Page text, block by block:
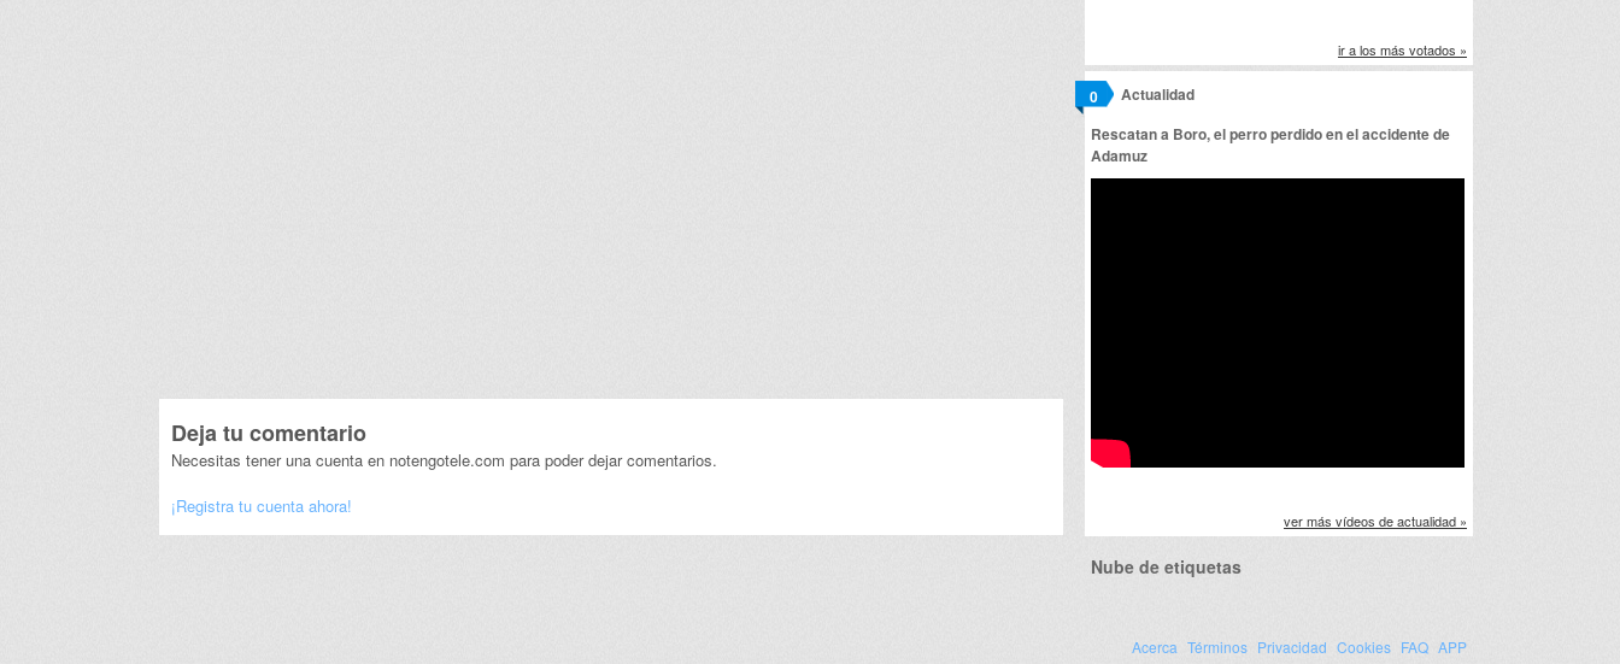
Deja tu comentario
Necesitas tener una cuenta en notengotele.com para poder dejar comentarios.
¡Registra tu cuenta ahora!
ir a los más votados »
Actualidad
0
Rescatan a Boro, el perro perdido en el accidente de
Adamuz
ver más vídeos de actualidad »
Nube de etiquetas
Acerca Términos Privacidad Cookies FAQ APP